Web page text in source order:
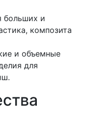
больших и
композита
и объемные
для